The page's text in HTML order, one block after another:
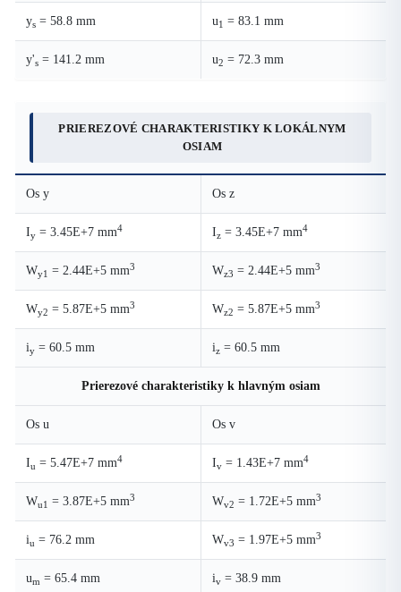
ys = 58.8 mm u1 = 83.1 mm
y's = 141.2 mm u2 = 72.3 mm
PRIEREZOVÉ CHARAKTERISTIKY K LOKÁLNYM
OSIAM
Os y Os z
Iy = 3.45E+7 mm4 Iz = 3.45E+7 mm4
Wy1 = 2.44E+5 mm3 Wz3 = 2.44E+5 mm3
Wy2 = 5.87E+5 mm3 Wz2 = 5.87E+5 mm3
iy = 60.5 mm iz = 60.5 mm
Prierezové charakteristiky k hlavným osiam
Os u Os v
Iu = 5.47E+7 mm4 Iv = 1.43E+7 mm4
Wu1 = 3.87E+5 mm3 Wv2 = 1.72E+5 mm3
iu = 76.2 mm Wv3 = 1.97E+5 mm3
um = 65.4 mm iv = 38.9 mm